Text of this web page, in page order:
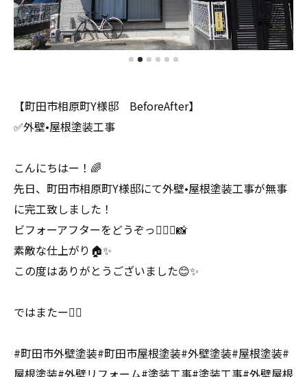
【町田市相原町Y様邸 BeforeAfter】
✅外壁•屋根塗装工事
こんにちはー！🌈
先日、町田市相原町Y様邸にて外壁•屋根塗装工事が無事
に完工致しました！
ビフォーアフターをどうぞっ💁🏻‍♂️📸
素敵な仕上がり🏠✨
この度はありがとうございました😊✨
ではまたー🧚‍♀️
#町田市外壁塗装#町田市屋根塗装#外壁塗装#屋根塗装#
屋根塗装#外壁リフォーム#塗装工事#塗装工事#外壁屋根